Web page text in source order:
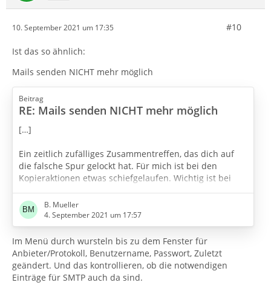
10. September 2021 um 17:35 #10
Ist das so ähnlich:
Mails senden NICHT mehr möglich
Beitrag
RE: Mails senden NICHT mehr möglich
[…]
Ein zeitlich zufälliges Zusammentreffen, das dich auf
die falsche Spur gelockt hat. Für mich ist bei den
Kopieraktionen etwas schiefgelaufen. Wichtig ist bei
solchen Aktionen immer, TBvorherzu beenden, da TB
zum Schluß noch in einzelne Dateien schreibt. Das
kann man eindeutig am Zweitstempel erkennen.
B. Mueller
4. September 2021 um 17:57
Im Menü durch wursteln bis zu dem Fenster für
Anbieter/Protokoll, Benutzername, Passwort, Zuletzt
geändert. Und das kontrollieren, ob die notwendigen
Einträge für SMTP auch da sind.